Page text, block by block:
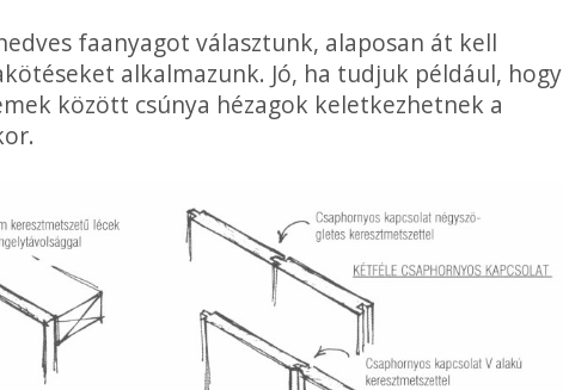
faanyagot választunk, alaposan át kell
alkalmazunk. Jó, ha tudjuk például, hogy
között csúnya hézagok keletkezhetnek a